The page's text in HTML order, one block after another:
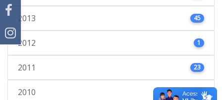
2013 45
2012 1
2011 23
2010 4